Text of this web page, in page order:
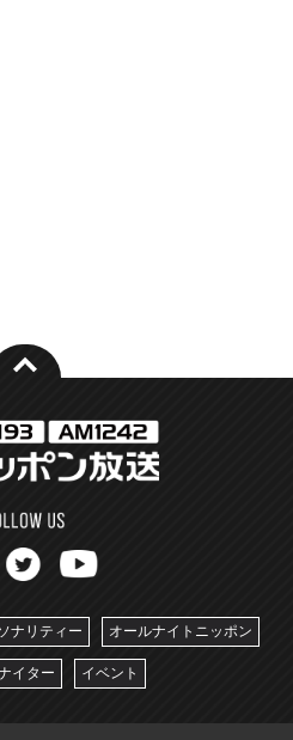
ナリティー オールナイトニッポン
イター イベント